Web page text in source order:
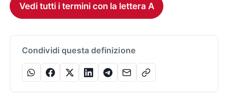
Vedi tutti i termini con la lettera A
Condividi questa definizione